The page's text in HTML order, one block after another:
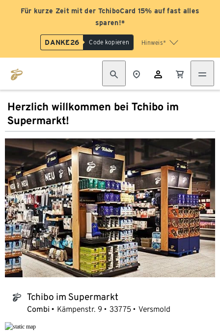
Für kurze Zeit mit der TchiboCard 15% auf fast alles
sparen!*
DANKE26 Code kopieren Hinweis*
Herzlich willkommen bei Tchibo im
Supermarkt!
tchibo_logo Tchibo im Supermarkt
Combi Kämpenstr. 9 33775 Versmold